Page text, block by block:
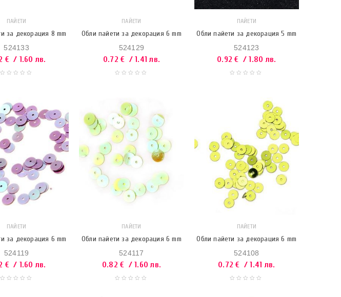
ПАЙЕТИ
за декорация 8 mm
524133
€ / 1.60 лв.
ПАЙЕТИ
Обли пайети за декорация 6 mm
524129
0.72€ / 1.41 лв.
ПАЙЕТИ
Обли пайети за декорация 5 mm
524123
0.92€ / 1.80 лв.
ПАЙЕТИ
за декорация 6 mm
524119
€ / 1.60 лв.
ПАЙЕТИ
Обли пайети за декорация 6 mm
524117
0.82€ / 1.60 лв.
ПАЙЕТИ
Обли пайети за декорация 6 mm
524108
0.72€ / 1.41 лв.